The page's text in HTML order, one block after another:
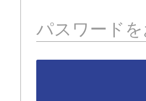
パスワード